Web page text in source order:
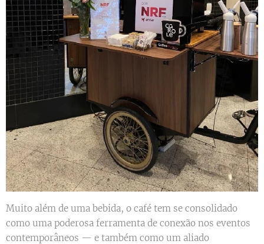
Muito além de uma bebida, o café tem se consolidado
como uma poderosa ferramenta de conexão nos eventos
contemporâneos — e também como um aliado